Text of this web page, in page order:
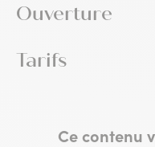
Ouverture
Tarifs
Ce contenu